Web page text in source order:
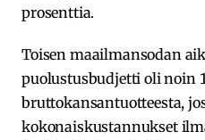
prosenttia.
Toisen maailmansodan
puolustusbudjetti oli noin
bruttokansantuotteesta,
kokonaiskustannukset